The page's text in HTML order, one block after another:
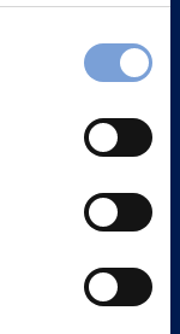
"Informativa